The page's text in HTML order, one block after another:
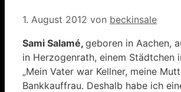
1. August 2012 von beckinsale
Sami Salamé, geboren in Aachen,
in Herzogenrath, einem Städtchen
„Mein Vater war Kellner, meine
Bankkauffrau. Deshalb ha­be ich